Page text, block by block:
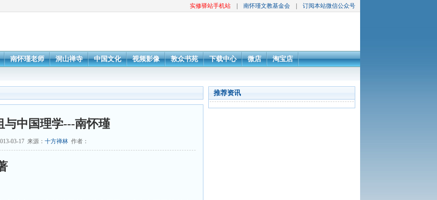
实修驿站手机站 南怀瑾文教基金会 订阅本站微信公众号
南怀瑾老师 洞山禅寺 中国文化 视频影像 敦众书苑 下载中心 微店 淘宝店
与中国理学---南怀瑾
03-17 来源： 十方禅林 作者：
推荐资讯